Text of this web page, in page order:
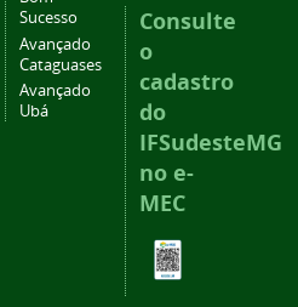
Sucesso
Avançado
Cataguases
Avançado
Ubá
Consulte
o
cadastro
do
IFSudesteMG
no e-
MEC